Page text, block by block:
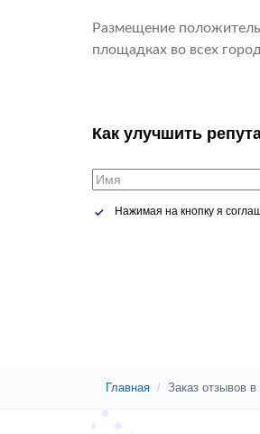
Размещение
площадках во всех
Как улучшить
Нажимая на кнопку я
Главная / Заказ отзывов